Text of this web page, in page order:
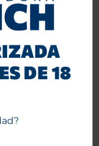
DE 18
al carrito